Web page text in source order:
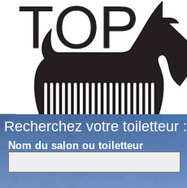
Recherchez votre toiletteur :
Nom du salon ou toiletteur